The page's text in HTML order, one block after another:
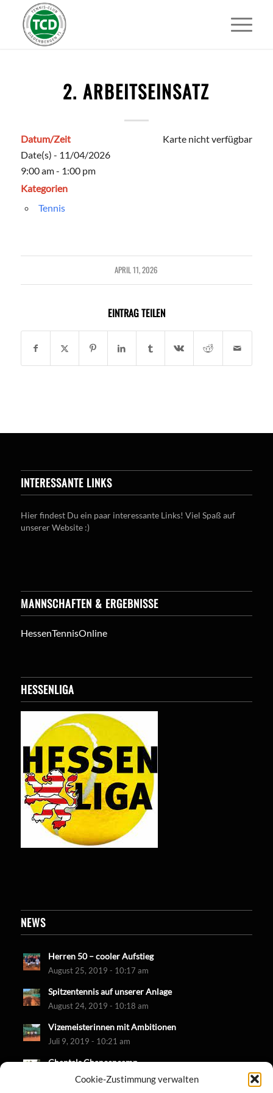
Cookie-Zustimmung verwalten
2. ARBEITSEINSATZ
Karte nicht verfügbar
Datum/Zeit
Date(s) - 11/04/2026
9:00 am - 1:00 pm
Kategorien
Tennis
APRIL 11, 2026
EINTRAG TEILEN
INTERESSANTE LINKS
Hier findest Du ein paar interessante Links! Viel Spaß auf
unserer Website :)
MANNSCHAFTEN & ERGEBNISSE
HessenTennisOnline
HESSENLIGA
NEWS
Herren 50 – cooler Aufstieg
August 25, 2019 - 10:17 am
Spitzentennis auf unserer Anlage
August 24, 2019 - 10:18 am
Vizemeisterinnen mit Ambitionen
Juli 9, 2019 - 10:21 am
Chantals Chancencamp
Juni 30, 2019 - 10:18 am